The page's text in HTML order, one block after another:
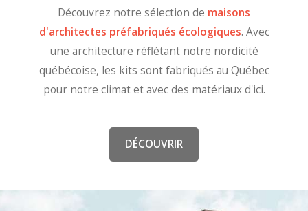
Découvrez notre sélection de maisons
d'architectes préfabriqués écologiques. Avec
une architecture réflétant notre nordicité
québécoise, les kits sont fabriqués au Québec
pour notre climat et avec des matériaux d'ici.
DÉCOUVRIR